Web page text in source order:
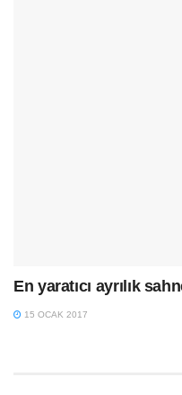
En yaratıcı ayrılık
15 OCAK 2017